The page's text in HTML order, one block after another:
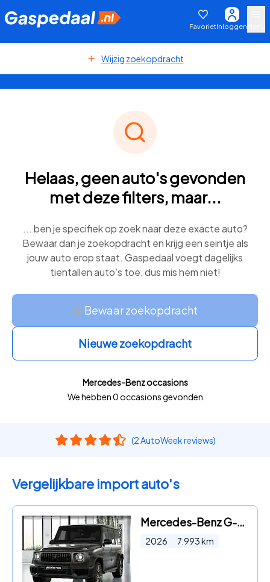
FavorietInloggen
Wijzig zoekopdracht
Helaas, geen auto's gevonden
met deze filters, maar...
... ben je specifiek op zoek naar deze exacte auto?
Bewaar dan je zoekopdracht en krijg een seintje als
jouw auto erop staat. Gaspedaal voegt dagelijks
tientallen auto’s toe, dus mis hem niet!
Bewaar zoekopdracht
Nieuwe zoekopdracht
Mercedes-Benz occasions
We hebben 0 occasions gevonden
(2 AutoWeek reviews)
Vergelijkbare import auto's
Mercedes-Benz G-klasse
2026 7.993km